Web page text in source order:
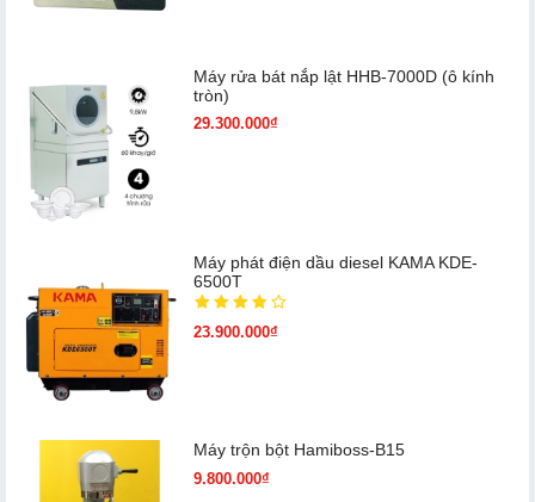
Máy rửa bát nắp lật HHB-7000D (ô kính
tròn)
29.300.000₫
Máy phát điện dầu diesel KAMA KDE-
6500T
23.900.000₫
Máy trộn bột Hamiboss-B15
9.800.000₫